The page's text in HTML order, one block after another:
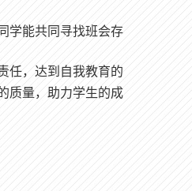
学能共同寻找班会存
任， 达到自我教育的
质量，助力学生的成